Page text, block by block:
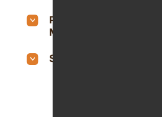
Psychische Folgen der
Medikamentensucht
Soziale